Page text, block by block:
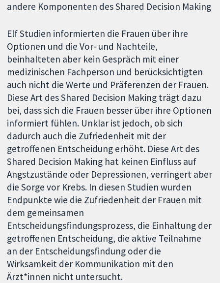
andere Komponenten des Shared Decision Making
Elf Studien informierten die Frauen über ihre
Optionen und die Vor- und Nachteile,
beinhalteten aber kein Gespräch mit einer
medizinischen Fachperson und berücksichtigten
auch nicht die Werte und Präferenzen der Frauen.
Diese Art des Shared Decision Making trägt dazu
bei, dass sich die Frauen besser über ihre Optionen
informiert fühlen. Unklar ist jedoch, ob sich
dadurch auch die Zufriedenheit mit der
getroffenen Entscheidung erhöht. Diese Art des
Shared Decision Making hat keinen Einfluss auf
Angstzustände oder Depressionen, verringert aber
die Sorge vor Krebs. In diesen Studien wurden
Endpunkte wie die Zufriedenheit der Frauen mit
dem gemeinsamen
Entscheidungsfindungsprozess, die Einhaltung der
getroffenen Entscheidung, die aktive Teilnahme
an der Entscheidungsfindung oder die
Wirksamkeit der Kommunikation mit den
Ärzt*innen nicht untersucht.